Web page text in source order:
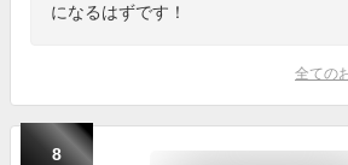
になるはずです！
全ての
8